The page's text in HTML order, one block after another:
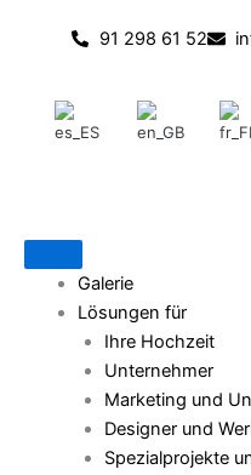
91 298 61 52
Galerie
Lösungen für
Ihre Hochzeit
Unternehmer
Marketing und
Designer und
Spezialprojekte